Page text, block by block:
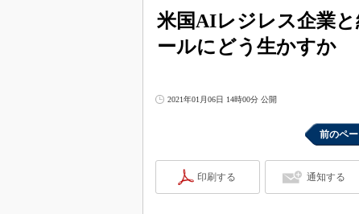
米国AIレジレス企業
ールにどう生かすか
2021年01月06日 14時00分 公開
前のペ
印刷する 通知する